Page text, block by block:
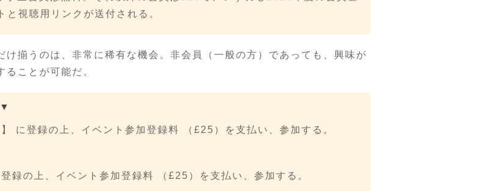
視聴用リンクが送付される。
け揃うのは、非常に稀有な機会。非会員（一般の方）であっても、興味が
ことが可能だ。
に登録の上、イベント参加登録料 （£25）を支払い、参加する。
録の上、イベント参加登録料 （£25）を支払い、参加する。